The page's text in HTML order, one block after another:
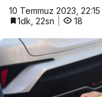
10 Temmuz 2023, 22:15
1dk, 22sn
18